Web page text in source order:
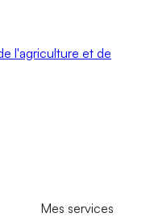
l'agriculture et de
Mes services